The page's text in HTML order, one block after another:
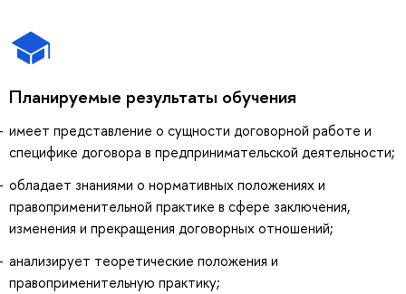
Планируемые результаты обучения
имеет представление о сущности договорной работе и
специфике договора в предпринимательской деятельности;
обладает знаниями о нормативных положениях и
правоприменительной практике в сфере заключения,
изменения и прекращения договорных отношений;
анализирует теоретические положения и
правоприменительную практику;